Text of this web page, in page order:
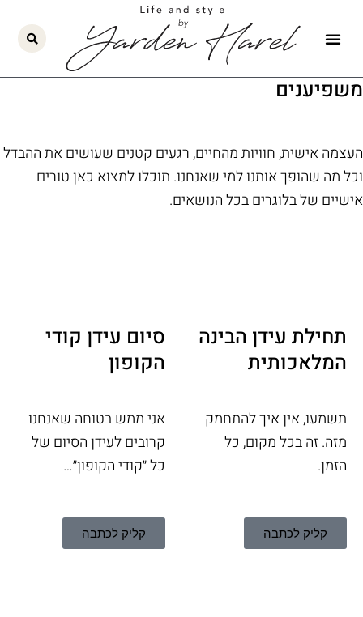
לתוכן
משפיענים
העצמה אישית, חוויות מהחיים, רגעים קטנים שעושים את ההבדל
וכל מה שהופך אותנו למי שאנחנו. תוכלו למצוא כאן טורים
אישיים של בלוגרים בכל הנושאים.
תחילת עידן הבינה
המלאכותית
תשמעו, אין איך להתחמק
מזה. זה בכל מקום, כל
הזמן.
קליק לכתבה
‎⁨סיום עידן קודי
הקופון⁩
אני ממש בטוחה שאנחנו
קרובים לעידן הסיום של
כל ״קודי הקופון״…
קליק לכתבה